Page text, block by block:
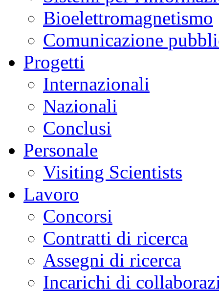
Bioelettromagnetismo
Comunicazione
Progetti
Internazionali
Nazionali
Conclusi
Personale
Visiting Scientists
Lavoro
Concorsi
Contratti di ricerca
Assegni di ricerca
Incarichi di